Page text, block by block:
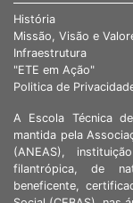
SOBRE NÓS
História
Missão, Visão e
Infraestrutura
"ETE em Ação"
Politica de Privacidade
A Escola Técnica
mantida pela
(ANEAS),
filantrópica, de